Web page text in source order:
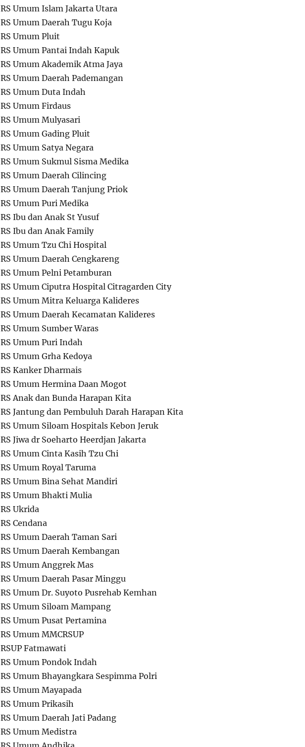
RS Umum Islam Jakarta Utara
RS Umum Daerah Tugu Koja
RS Umum Pluit
RS Umum Pantai Indah Kapuk
RS Umum Akademik Atma Jaya
RS Umum Daerah Pademangan
RS Umum Duta Indah
RS Umum Firdaus
RS Umum Mulyasari
RS Umum Gading Pluit
RS Umum Satya Negara
RS Umum Sukmul Sisma Medika
RS Umum Daerah Cilincing
RS Umum Daerah Tanjung Priok
RS Umum Puri Medika
RS Ibu dan Anak St Yusuf
RS Ibu dan Anak Family
RS Umum Tzu Chi Hospital
RS Umum Daerah Cengkareng
RS Umum Pelni Petamburan
RS Umum Ciputra Hospital Citragarden City
RS Umum Mitra Keluarga Kalideres
RS Umum Daerah Kecamatan Kalideres
RS Umum Sumber Waras
RS Umum Puri Indah
RS Umum Grha Kedoya
RS Kanker Dharmais
RS Umum Hermina Daan Mogot
RS Anak dan Bunda Harapan Kita
RS Jantung dan Pembuluh Darah Harapan Kita
RS Umum Siloam Hospitals Kebon Jeruk
RS Jiwa dr Soeharto Heerdjan Jakarta
RS Umum Cinta Kasih Tzu Chi
RS Umum Royal Taruma
RS Umum Bina Sehat Mandiri
RS Umum Bhakti Mulia
RS Ukrida
RS Cendana
RS Umum Daerah Taman Sari
RS Umum Daerah Kembangan
RS Umum Anggrek Mas
RS Umum Daerah Pasar Minggu
RS Umum Dr. Suyoto Pusrehab Kemhan
RS Umum Siloam Mampang
RS Umum Pusat Pertamina
RS Umum MMCRSUP
RSUP Fatmawati
RS Umum Pondok Indah
RS Umum Bhayangkara Sespimma Polri
RS Umum Mayapada
RS Umum Prikasih
RS Umum Daerah Jati Padang
RS Umum Medistra